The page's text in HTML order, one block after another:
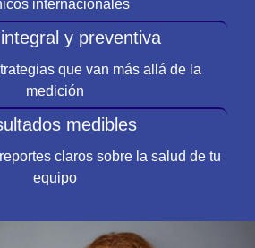
internacionales
y preventiva
que van más allá de la
medición
medibles
claros sobre la salud de tu
equipo